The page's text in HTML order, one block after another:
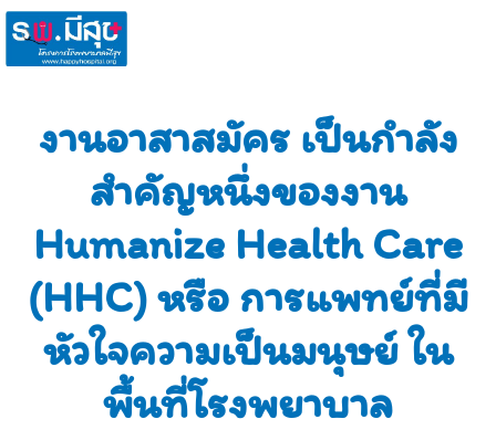
งานอาสาสมัคร เป็นกำลัง
สำคัญหนึ่งของงาน
Humanize Health Care
(HHC) หรือ การแพทย์ที่มี
หัวใจความเป็นมนุษย์ ใน
พื้นที่โรงพยาบาล